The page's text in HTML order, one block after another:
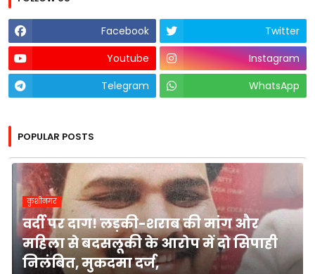
Facebook
Twitter
Youtube
Instagram
Telegram
WhatsApp
POPULAR POSTS
कुशीनगर
वर्दी पर दाग! लड़की-शराब की मांग और
महिला से बदसलूकी के आरोप में दो सिपाही
निलंबित, मुकदमा दर्ज,